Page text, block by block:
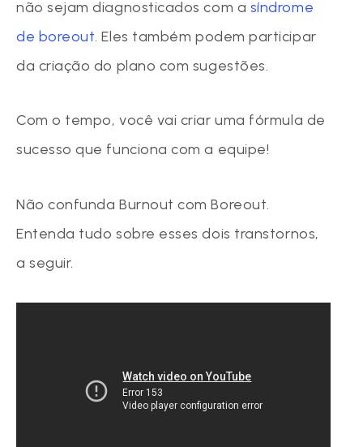
não sejam diagnosticados com a síndrome
de boreout. Eles também podem participar
da criação do plano com sugestões.
Com o tempo, você vai criar uma fórmula de
sucesso que funciona com a equipe!
Não confunda Burnout com Boreout.
Entenda tudo sobre esses dois transtornos,
a seguir.